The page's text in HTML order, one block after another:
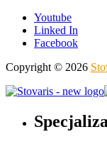
Youtube
Linked In
Facebook
Copyright © 2026